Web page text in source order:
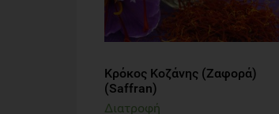
Κρόκος Κοζάνης (Ζαφορά)
(Saffran)
Διατροφή